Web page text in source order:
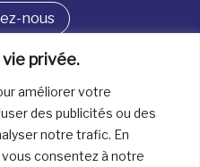
privée.
améliorer votre
des publicités ou des
notre trafic. En
vous consentez à notre
nous
nous
boîte à bijoux 2026